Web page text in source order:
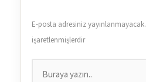
E-posta adresiniz yayınlanmayacak.
işaretlenmişlerdir